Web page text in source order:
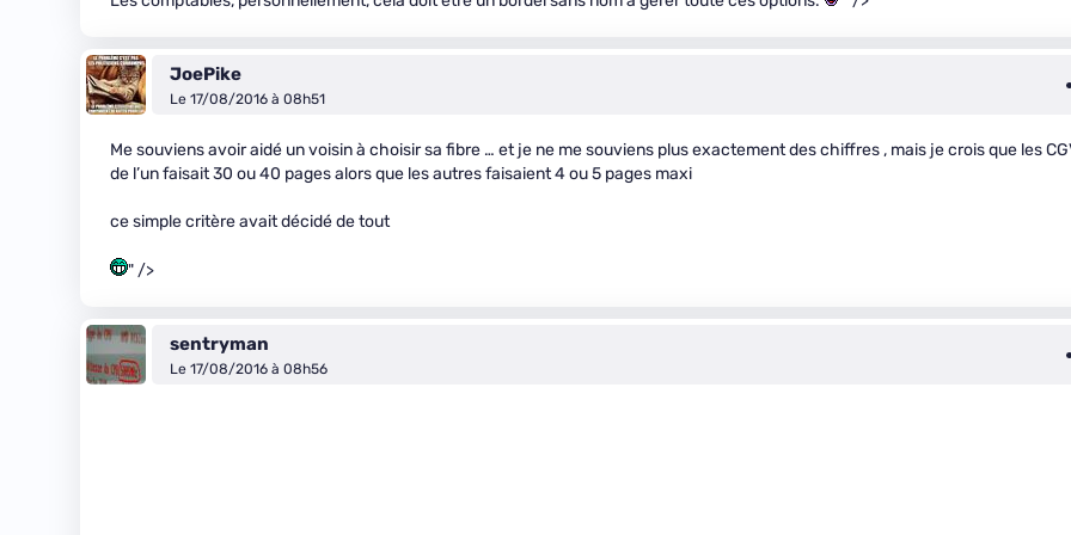
JoePike
Le 17/08/2016 à 08h51
Me souviens avoir aidé un voisin à choisir sa fibre … et je ne me souviens plus exactement des chiffres , mais je crois que les
de l’un faisait 30 ou 40 pages alors que les autres faisaient 4 ou 5 pages maxi
ce simple critère avait décidé de tout
" />
sentryman
Le 17/08/2016 à 08h56